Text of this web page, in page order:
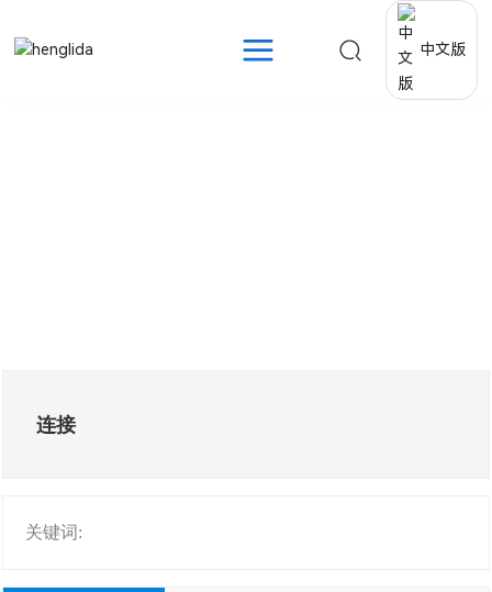
中文版
连接
关键词: